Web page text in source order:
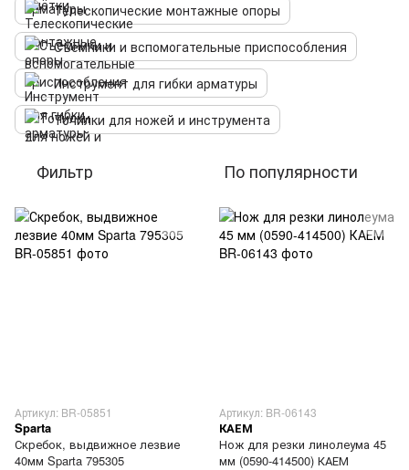
Телескопические монтажные опоры
Съёмники и вспомогательные приспособления
Инструмент для гибки арматуры
Точилки для ножей и инструмента
Фильтр По популярности
Артикул: BR-05851
Sparta
Скребок, выдвижное лезвие
40мм Sparta 795305
Артикул: BR-06143
КАЕМ
Нож для резки линолеума 45
мм (0590-414500) КАЕМ